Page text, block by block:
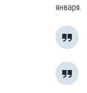
января.